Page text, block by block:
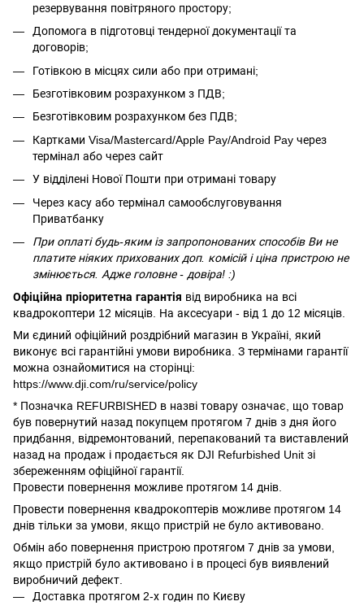
резервування повітряного простору;
Допомога в підготовці тендерної документації та
договорів;
Готівкою в місцях сили або при отримані;
Безготівковим розрахунком з ПДВ;
Безготівковим розрахунком без ПДВ;
Картками Visa/Mastercard/Apple Pay/Android Pay через
термінал або через сайт
У відділені Нової Пошти при отримані товару
Через касу або термінал самообслуговування
Приватбанку
При оплаті будь-яким із запропонованих способів Ви не
платите ніяких прихованих доп. комісій і ціна пристрою не
змінюється. Адже головне - довіра! :)
Офіційна пріоритетна гарантія від виробника на всі
квадрокоптери 12 місяців. На аксесуари - від 1 до 12 місяців.
Ми єдиний офіційний роздрібний магазин в Україні, який
виконує всі гарантійні умови виробника. З термінами гарантії
можна ознайомитися на сторінці:
https://www.dji.com/ru/service/policy
* Позначка REFURBISHED в назві товару означає, що товар
був повернутий назад покупцем протягом 7 днів з дня його
придбання, відремонтований, перепакований та виставлений
назад на продаж і продається як DJI Refurbished Unit зі
збереженням офіційної гарантії.
Провести повернення можливе протягом 14 днів.
Провести повернення квадрокоптерів можливе протягом 14
днів тільки за умови, якщо пристрій не було активовано.
Обмін або повернення пристрою протягом 7 днів за умови,
якщо пристрій було активовано і в процесі був виявлений
виробничий дефект.
Доставка протягом 2-х годин по Києву